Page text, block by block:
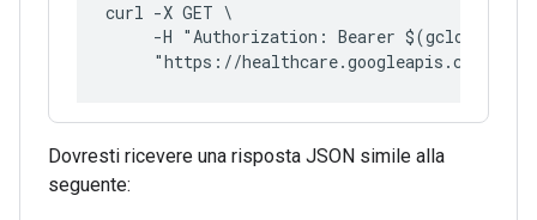
curl -X GET \
-H "Authorization: Bearer $(gcloud
"https://healthcare.googleapis.com/v1/
Dovresti ricevere una risposta JSON simile alla
seguente: